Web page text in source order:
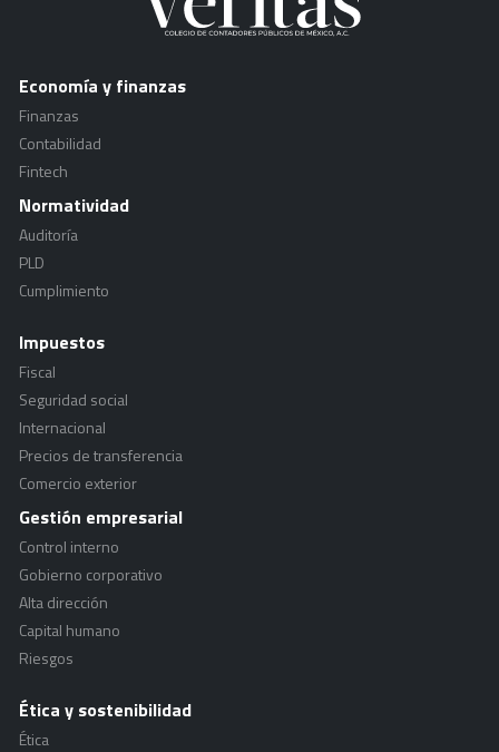
Economía y finanzas
Finanzas
Contabilidad
Fintech
Normatividad
Auditoría
PLD
Cumplimiento
Impuestos
Fiscal
Seguridad social
Internacional
Precios de transferencia
Comercio exterior
Gestión empresarial
Control interno
Gobierno corporativo
Alta dirección
Capital humano
Riesgos
Ética y sostenibilidad
Ética